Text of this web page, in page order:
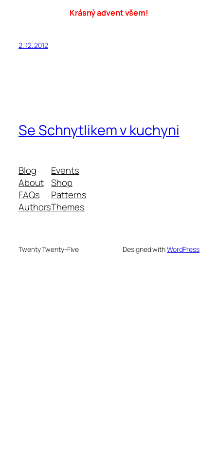
Krásný advent všem!
2. 12. 2012
Se Schnytlikem v kuchyni
Blog
About
FAQs
Authors
Events
Shop
Patterns
Themes
Twenty Twenty-Five Designed withWordPress